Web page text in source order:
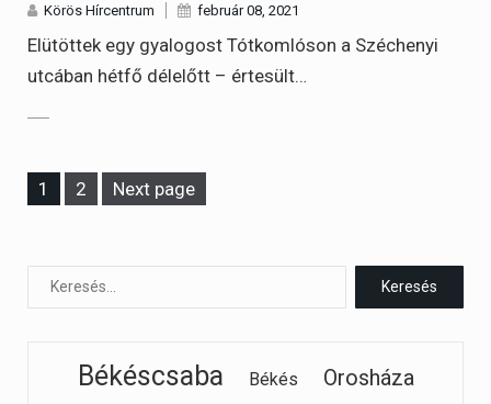
Körös Hírcentrum február 08, 2021
Elütöttek egy gyalogost Tótkomlóson a Széchenyi
utcában hétfő délelőtt – értesült…
Page
1 Page
2 Next page
Békéscsaba Békés
Orosháza